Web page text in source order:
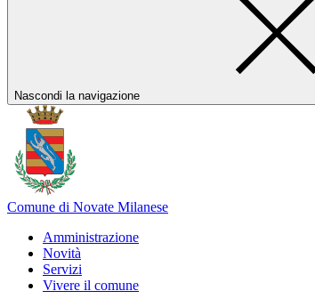
Nascondi la navigazione
Comune di Novate Milanese
Amministrazione
Novità
Servizi
Vivere il comune